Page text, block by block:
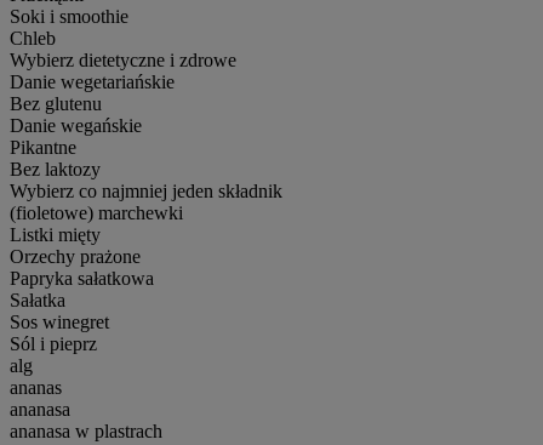
Soki i smoothie
Chleb
Wybierz dietetyczne i zdrowe
Danie wegetariańskie
Bez glutenu
Danie wegańskie
Pikantne
Bez laktozy
Wybierz co najmniej jeden składnik
(fioletowe) marchewki
Listki mięty
Orzechy prażone
Papryka sałatkowa
Sałatka
Sos winegret
Sól i pieprz
alg
ananas
ananasa
ananasa w plastrach